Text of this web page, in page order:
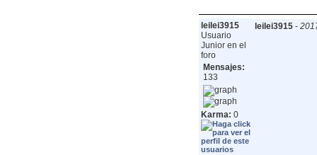
leilei3915
Usuario
Junior en el
foro
Mensajes:
133
Karma: 0
leilei3915-